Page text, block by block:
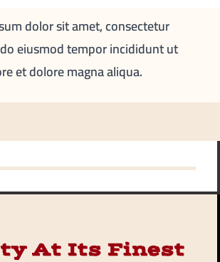
dolor sit amet, consectetur
eiusmod tempor incididunt ut
et dolore magna aliqua.
At Its Finest